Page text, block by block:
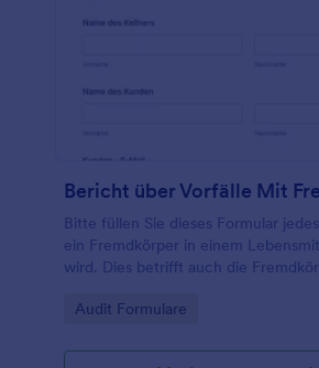
Bericht über Vorfälle Mit
Bitte füllen Sie dieses Formular
ein Fremdkörper in einem
wird. Dies betrifft auch die
wurden.
Go to Category:
Audit Formulare